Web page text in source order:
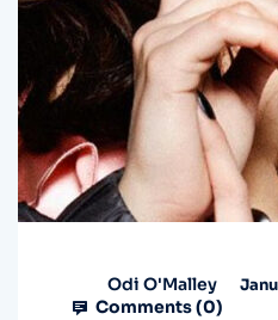
Odi O'Malley
Comments (0)